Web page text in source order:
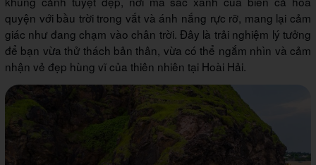
quyện với bầu trời trong vắt và ánh nắng rực rỡ, mang lại cảm
giác như đang chạm vào chân trời. Đây là trải nghiệm lý tưởng
để bạn vừa thử thách bản thân, vừa có thể ngắm nhìn và cảm
nhận vẻ đẹp hùng vĩ của thiên nhiên tại Hoài Hải.